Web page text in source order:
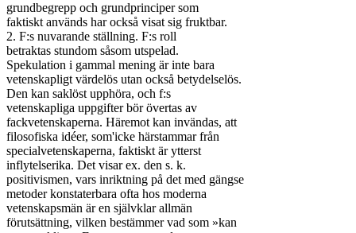
grundbegrepp och grundprinciper som
faktiskt används har också visat sig fruktbar.
2. F:s nuvarande ställning. F:s roll
betraktas stundom såsom utspelad.
Spekulation i gammal mening är inte bara
vetenskapligt värdelös utan också betydelselös.
Den kan saklöst upphöra, och f:s
vetenskapliga uppgifter bör övertas av
fackvetenskaperna. Häremot kan invändas, att
filosofiska idéer, som'icke härstammar från
specialvetenskaperna, faktiskt är ytterst
inflytelserika. Det visar ex. den s. k.
positivismen, vars inriktning på det med gängse
metoder konstaterbara ofta hos moderna
vetenskapsmän är en självklar allmän
förutsättning, vilken bestämmer vad som »kan